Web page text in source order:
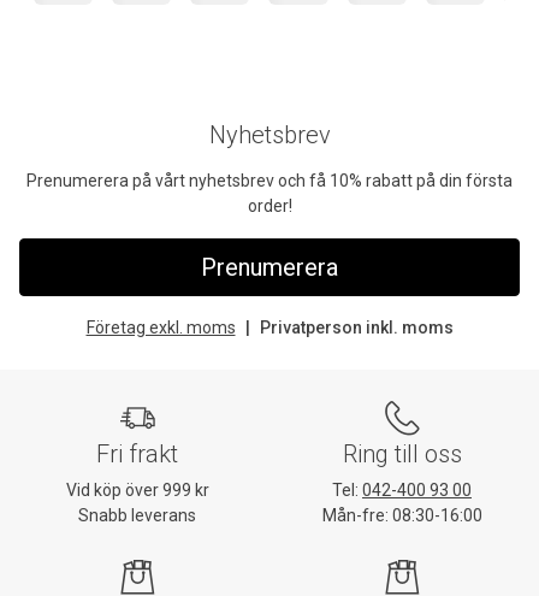
Nyhetsbrev
Prenumerera på vårt nyhetsbrev och få 10% rabatt på din första
order!
Prenumerera
Företag exkl. moms Privatperson inkl. moms
Fri frakt
Vid köp över 999 kr
Snabb leverans
Ring till oss
Tel: 042-400 93 00
Mån-fre: 08:30-16:00